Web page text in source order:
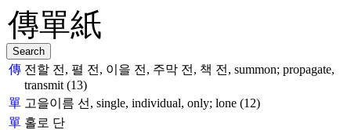
傳 전할 전, 펼 전, 이을 전, 주막 전, 책 전, summon; propagate,
transmit (13)
單 고을이름 선, single, individual, only; lone (12)
單 홀로 단